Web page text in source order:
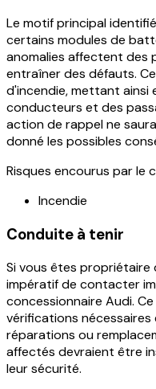
Le motif principal
certains modules de
anomalies affectent des
entraîner des défauts.
d'incendie, mettant ainsi
conducteurs et des
action de rappel ne
donné les possibles
Risques encourus par le
Incendie
Conduite à tenir
Si vous êtes propriétaire
impératif de contacter
concessionnaire Audi.
vérifications
réparations ou
affectés devraient être
leur sécurité.